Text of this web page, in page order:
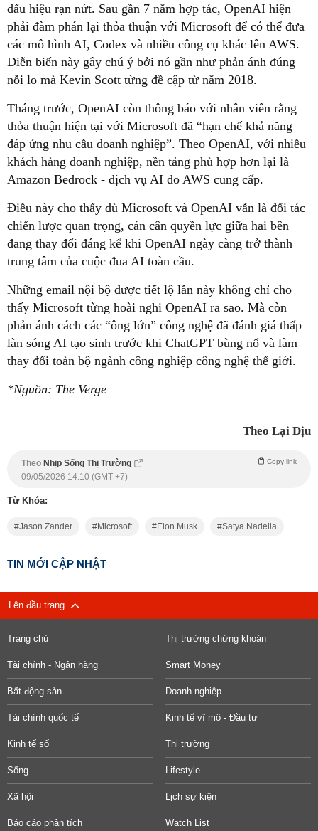
dấu hiệu rạn nứt. Sau gần 7 năm hợp tác, OpenAI hiện
phải đàm phán lại thỏa thuận với Microsoft để có thể đưa
các mô hình AI, Codex và nhiều công cụ khác lên AWS.
Diễn biến này gây chú ý bởi nó gần như phản ánh đúng
nỗi lo mà Kevin Scott từng đề cập từ năm 2018.
Tháng trước, OpenAI còn thông báo với nhân viên rằng
thỏa thuận hiện tại với Microsoft đã “hạn chế khả năng
đáp ứng nhu cầu doanh nghiệp”. Theo OpenAI, với nhiều
khách hàng doanh nghiệp, nền tảng phù hợp hơn lại là
Amazon Bedrock - dịch vụ AI do AWS cung cấp.
Điều này cho thấy dù Microsoft và OpenAI vẫn là đối tác
chiến lược quan trọng, cán cân quyền lực giữa hai bên
đang thay đổi đáng kể khi OpenAI ngày càng trở thành
trung tâm của cuộc đua AI toàn cầu.
Những email nội bộ được tiết lộ lần này không chỉ cho
thấy Microsoft từng hoài nghi OpenAI ra sao. Mà còn
phản ánh cách các “ông lớn” công nghệ đã đánh giá thấp
làn sóng AI tạo sinh trước khi ChatGPT bùng nổ và làm
thay đổi toàn bộ ngành công nghiệp công nghệ thế giới.
*Nguồn: The Verge
Theo Lại Dịu
Theo Nhịp Sống Thị Trường Copy link
09/05/2026 14:10 (GMT +7)
Từ Khóa:
Jason Zander Microsoft Elon Musk Satya Nadella
TIN MỚI CẬP NHẬT
Lên đầu trang
Trang chủ Thị trường chứng khoán
Tài chính - Ngân hàng Smart Money
Bất động sản Doanh nghiệp
Tài chính quốc tế Kinh tế vĩ mô - Đầu tư
Kinh tế số Thị trường
Sống Lifestyle
Xã hội Lịch sự kiện
Báo cáo phân tích Watch List